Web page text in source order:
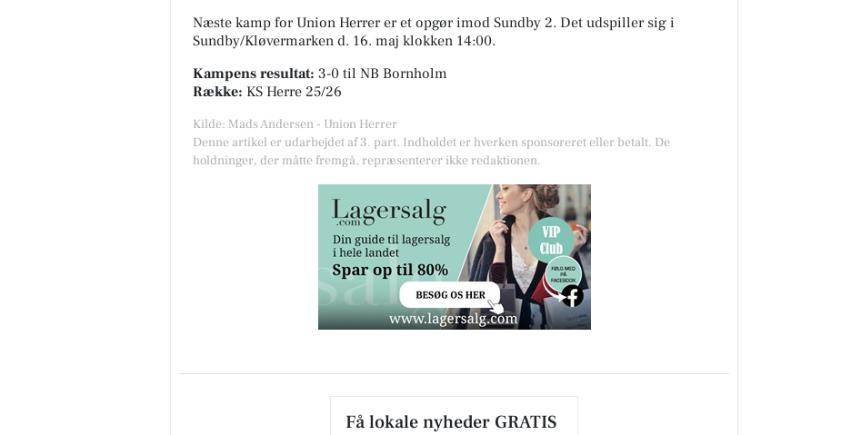
Næste kamp for Union Herrer er et opgør imod Sundby 2. Det udspiller sig i
Sundby/Kløvermarken d. 16. maj klokken 14:00.
Kampens resultat: 3-0 til NB Bornholm
Række: KS Herre 25/26
Kilde: Mads Andersen - Union Herrer
Denne artikel er udarbejdet af 3. part. Indholdet er hverken sponsoreret eller betalt. De
holdninger, der måtte fremgå, repræsenterer ikke redaktionen.
Få lokale nyheder GRATIS